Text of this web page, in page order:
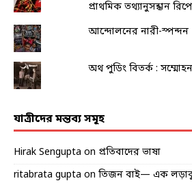
প্রাথমিক তথ্যানুসন্ধান
আন্দোলনের নারী-স্পন্দন
অথ পুডিং বিতর্ক : সম্মোহন,
যাত্রীদের মন্তব্য সমূহ
Hirak Sengupta on প্রতিবাদের ভাষা
ritabrata gupta on তিজন বাই— এক লড়াকু